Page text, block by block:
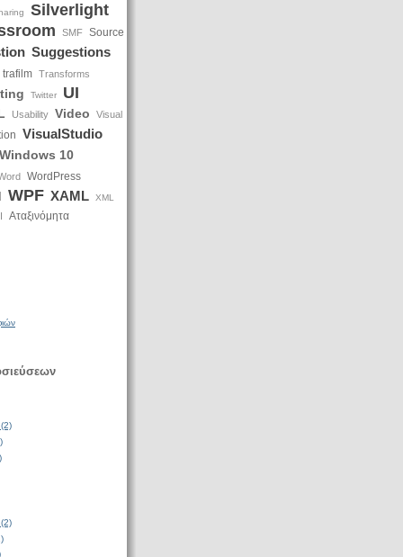
Silverlight
SMF Source
Suggestions
trafilm Transforms
Twitter UI
Usability Video
Visual
VisualStudio
Windows 10
WordPress
WPF XAML
XML
Αταξινόμητα